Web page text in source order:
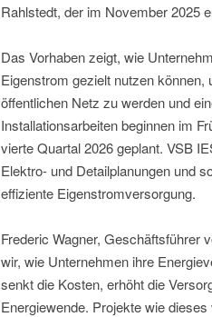
Rahlstedt, der im November 2025
Das Vorhaben zeigt, wie
Eigenstrom gezielt nutzen
öffentlichen Netz zu werden und
Installationsarbeiten beginnen im
vierte Quartal 2026 geplant. VSB
Elektro- und Detailplanungen und
effiziente Eigenstromversorgung.
Frederic Wagner, Geschäftsführer
wir, wie Unternehmen ihre
senkt die Kosten, erhöht die
Energiewende. Projekte wie